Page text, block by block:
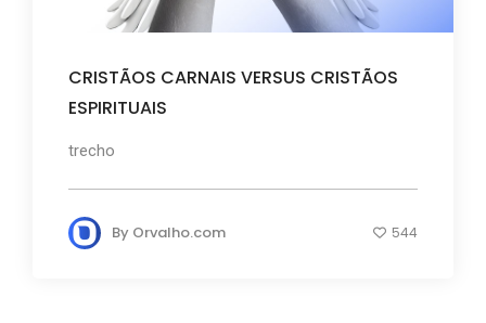
CRISTÃOS CARNAIS VERSUS CRISTÃOS
ESPIRITUAIS
trecho
By Orvalho.com 544